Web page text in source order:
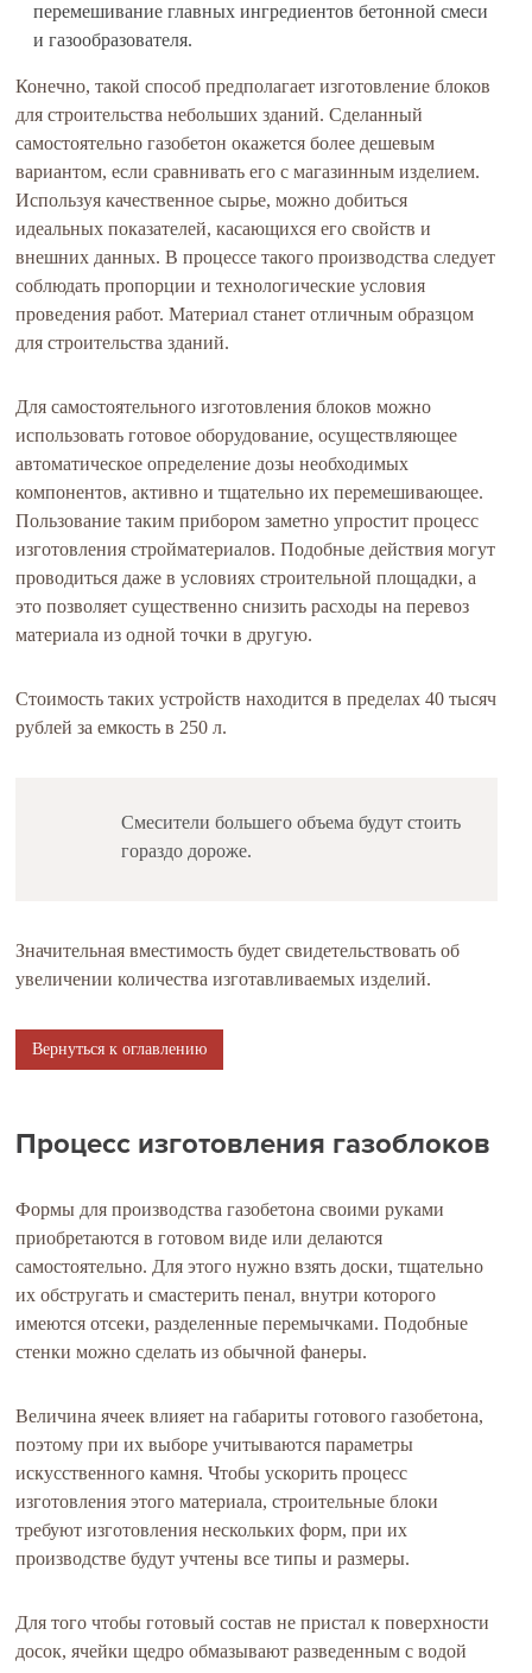
перемешивание главных ингредиентов бетонной смеси
и газообразователя.
Конечно, такой способ предполагает изготовление блоков
для строительства небольших зданий. Сделанный
самостоятельно газобетон окажется более дешевым
вариантом, если сравнивать его с магазинным изделием.
Используя качественное сырье, можно добиться
идеальных показателей, касающихся его свойств и
внешних данных. В процессе такого производства следует
соблюдать пропорции и технологические условия
проведения работ. Материал станет отличным образцом
для строительства зданий.
Для самостоятельного изготовления блоков можно
использовать готовое оборудование, осуществляющее
автоматическое определение дозы необходимых
компонентов, активно и тщательно их перемешивающее.
Пользование таким прибором заметно упростит процесс
изготовления стройматериалов. Подобные действия могут
проводиться даже в условиях строительной площадки, а
это позволяет существенно снизить расходы на перевоз
материала из одной точки в другую.
Стоимость таких устройств находится в пределах 40 тысяч
рублей за емкость в 250 л.
Смесители большего объема будут стоить
гораздо дороже.
Значительная вместимость будет свидетельствовать об
увеличении количества изготавливаемых изделий.
Вернуться к оглавлению
Процесс изготовления газоблоков
Формы для производства газобетона своими руками
приобретаются в готовом виде или делаются
самостоятельно. Для этого нужно взять доски, тщательно
их обстругать и смастерить пенал, внутри которого
имеются отсеки, разделенные перемычками. Подобные
стенки можно сделать из обычной фанеры.
Величина ячеек влияет на габариты готового газобетона,
поэтому при их выборе учитываются параметры
искусственного камня. Чтобы ускорить процесс
изготовления этого материала, строительные блоки
требуют изготовления нескольких форм, при их
производстве будут учтены все типы и размеры.
Для того чтобы готовый состав не пристал к поверхности
досок, ячейки щедро обмазывают разведенным с водой